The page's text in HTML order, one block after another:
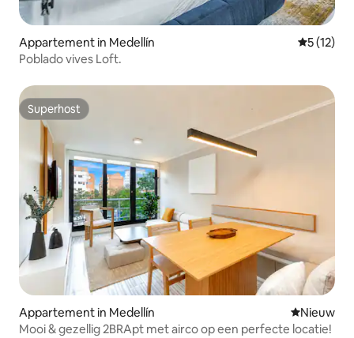
Appartement in Medellín
5 (12)
Poblado vives Loft.
Superhost
Superhost
Appartement in Medellín Nieuwe
Nieuw
Mooi & gezellig 2BRApt met airco op een perfecte locatie!